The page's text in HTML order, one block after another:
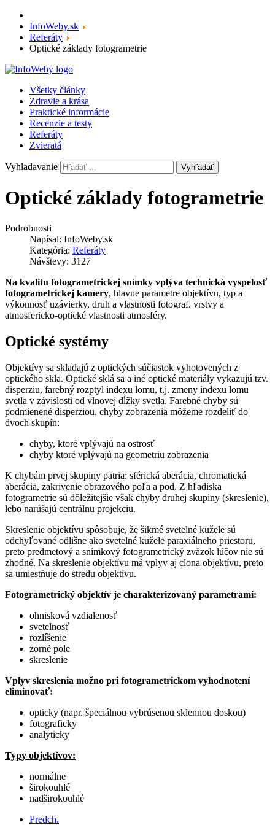
InfoWeby.sk
Referáty
Optické základy fotogrametrie
Všetky články
Zdravie a krása
Praktické informácie
Recenzie a testy
Referáty
Zvieratá
Vyhladavanie Vyhľadať
Optické základy fotogrametrie
Podrobnosti
Napísal: InfoWeby.sk
Kategória: Referáty
Návštevy: 3127
Na kvalitu fotogrametrickej snímky vplýva technická vyspelosť
fotogrametrickej kamery, hlavne parametre objektívu, typ a
výkonnosť uzávierky, druh a vlastnosti fotograf. vrstvy a
atmosfericko-optické vlastnosti atmosféry.
Optické systémy
Objektívy sa skladajú z optických súčiastok vyhotovených z
optického skla. Optické sklá sa a iné optické materiály vykazujú tzv.
disperziu, farebný rozptyl indexu lomu, t.j. zmeny indexu lomu
svetla v závislosti od vlnovej dĺžky svetla. Farebné chyby sú
podmienené disperziou, chyby zobrazenia môžeme rozdeliť do
dvoch skupín:
chyby, ktoré vplývajú na ostrosť
chyby ktoré vplývajú na geometriu zobrazenia
K chybám prvej skupiny patria: sférická aberácia, chromatická
aberácia, zakrivenie obrazového poľa a pod. Z hľadiska
fotogrametrie sú dôležitejšie však chyby druhej skupiny (skreslenie),
lebo narúšajú centrálnu projekciu.
Skreslenie objektívu spôsobuje, že šikmé svetelné kužele sú
odchyľované odlišne ako svetelné kužele paraxiálneho priestoru,
preto predmetový a snímkový fotogrametrický zväzok lúčov nie sú
zhodné. Na skreslenie objektívu má vplyv aj clona objektívu, preto
sa umiestňuje do stredu objektívu.
Fotogrametrický objektív je charakterizovaný parametrami:
ohnisková vzdialenosť
svetelnosť
rozlíšenie
zorné pole
skreslenie
Vplyv skreslenia možno pri fotogrametrickom vyhodnotení
eliminovať:
opticky (napr. špeciálnou vybrúsenou sklennou doskou)
fotograficky
analyticky
Typy objektívov:
normálne
širokouhlé
nadširokouhlé
Predch.